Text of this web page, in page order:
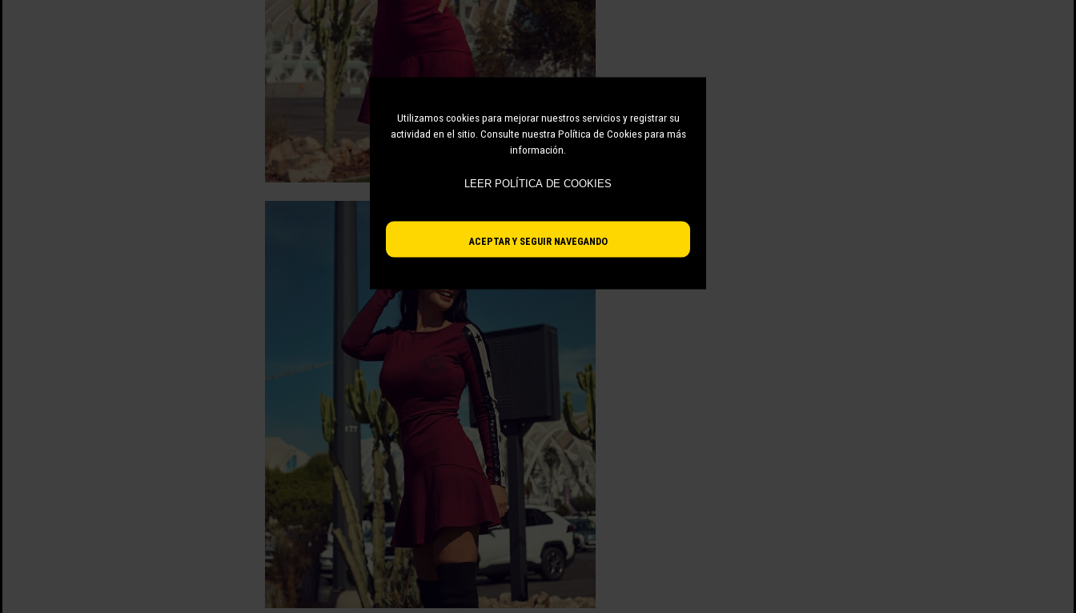
Utilizamos cookies para mejorar nuestros servicios y registrar su
actividad en el sitio. Consulte nuestra Política de Cookies para más
información.
ACEPTAR Y SEGUIR NAVEGANDO
LEER POLÍTICA DE COOKIES